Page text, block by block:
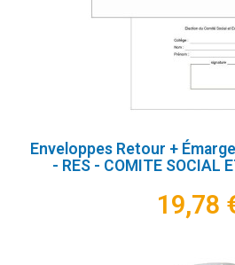
Enveloppes Retour +
- RES - COMITE SOCIAL
19,78